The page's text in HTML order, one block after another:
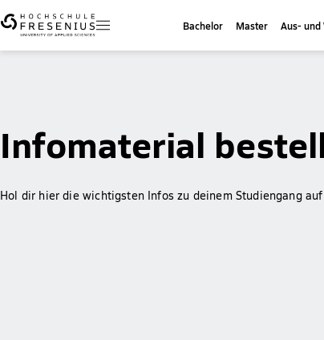
Bachelor Master Aus-
Infomaterial
Hol dir hier die wichtigsten Infos zu deinem Studiengang